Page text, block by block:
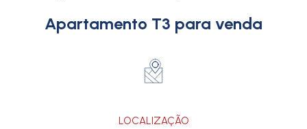
Apartamento T3 para venda
LOCALIZAÇÃO